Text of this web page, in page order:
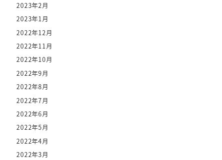
2023年2月
2023年1月
2022年12月
2022年11月
2022年10月
2022年9月
2022年8月
2022年7月
2022年6月
2022年5月
2022年4月
2022年3月